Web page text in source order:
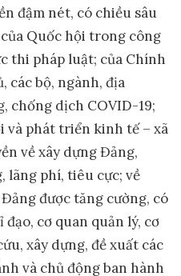
đậm nét, có chiều sâu
Quốc hội trong công
thi pháp luật; của Chính
các bộ, ngành, địa
chống dịch COVID-19;
và phát triển kinh tế – xã
về xây dựng Đảng,
lãng phí, tiêu cực; về
được tăng cường, có
đạo, cơ quan quản lý, cơ
xây dựng, đề xuất các
và chủ động ban hành